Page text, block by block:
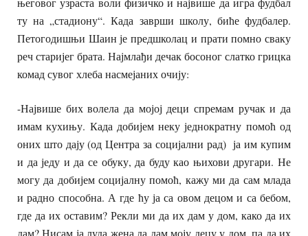
ту на „стадиону“. Када заврши школу, биће фудбалер.
Петогодишњи Шаин је предшколац и прати помно сваку
реч старијег брата. Најмлађи дечак босоног слатко грицка
комад сувог хлеба насмејаних очију:
-Највише бих волела да мојој деци спремам ручак и да
имам кухињу. Када добијем неку једнократну помоћ од
оних што дају (од Центра за социјални рад) ја им купим
и да једу и да се обуку, да буду као њихови другари. Не
могу да добијем социјалну помоћ, кажу ми да сам млада
и радно способна. А где ћу ја са овом децом и са бебом,
где да их оставим? Рекли ми да их дам у дом, како да их
дам? Нисам ја луда жена да дам моју децу у дом, па да их